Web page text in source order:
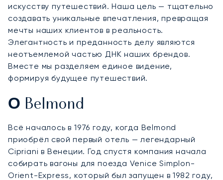
искусству путешествий. Наша цель — тщательно
создавать уникальные впечатления, превращая
мечты наших клиентов в реальность.
Элегантность и преданность делу являются
неотъемлемой частью ДНК наших брендов.
Вместе мы разделяем единое видение,
формируя будущее путешествий.
О Belmond
Всё началось в 1976 году, когда Belmond
приобрёл свой первый отель — легендарный
Cipriani в Венеции. Год спустя компания начала
собирать вагоны для поезда Venice Simplon-
Orient-Express, который был запущен в 1982 году,